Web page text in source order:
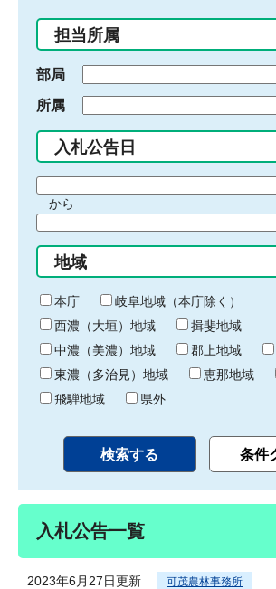
入
力
担当所属
部局
所属
入札公告日
間
始
り
から
間
終
わ
り
地域
本庁
岐阜地域（本庁除く）
西濃（大垣）地域
揖斐地域
中濃（美濃）地域
郡上地域
東濃（多治見）地域
恵那地域
飛騨地域
県外
入札公告一覧
2023年6月27日更新 可茂農林事務所